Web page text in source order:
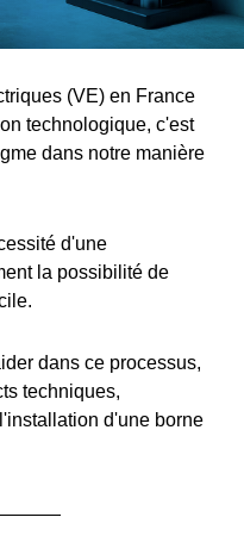
(VE) en France
technologique, c'est
dans notre manière
d'une
la possibilité de
dans ce processus,
techniques,
d'une borne